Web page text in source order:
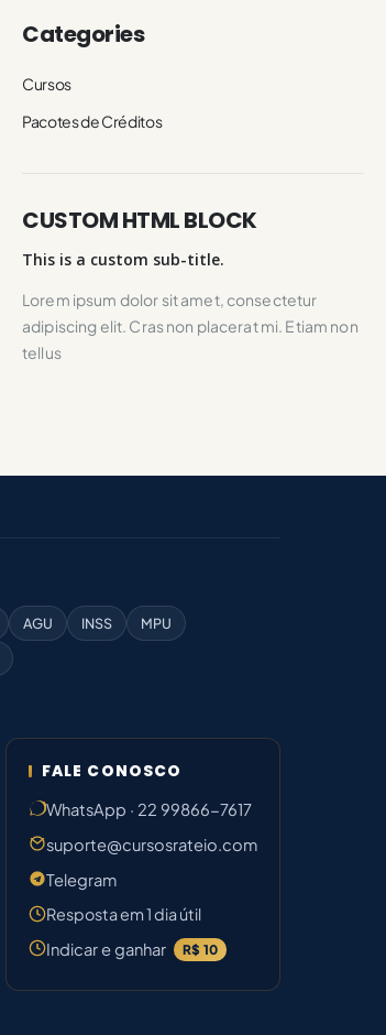
Categories
Cursos
Pacotes de Créditos
CUSTOM HTML BLOCK
This is a custom sub-title.
Lorem ipsum dolor sit amet, consectetur
adipiscing elit. Cras non placerat mi. Etiam non
tellus
AGU INSS
MPU
FALE CONOSCO
WhatsApp · 22 99866-7617
suporte@cursosrateio.com
Telegram
Resposta em 1 dia útil
Indicar e ganhar
R$ 10